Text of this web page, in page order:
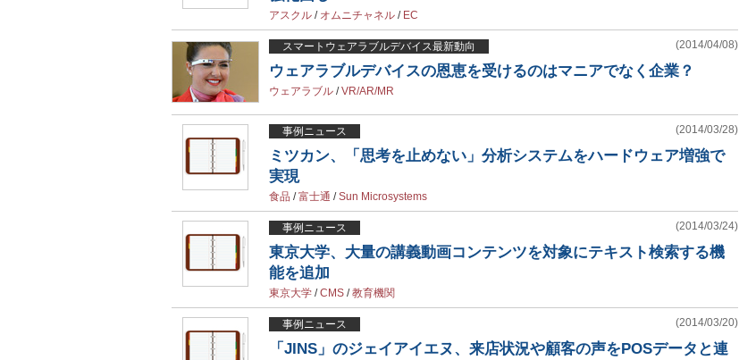
アスクル / オムニチャネル / EC
スマートウェアラブルデバイス最新動向 (2014/04/08)
ウェアラブルデバイスの恩恵を受けるのはマニアでなく企業？
ウェアラブル /VR/AR/MR
事例ニュース (2014/03/28)
ミツカン、「思考を止めない」分析システムをハードウェア増強で
実現
食品 /富士通 /Sun Microsystems
事例ニュース (2014/03/24)
東京大学、大量の講義動画コンテンツを対象にテキスト検索する機
能を追加
東京大学 /CMS /教育機関
事例ニュース (2014/03/20)
「JINS」のジェイアイエヌ、来店状況や顧客の声をPOSデータと連